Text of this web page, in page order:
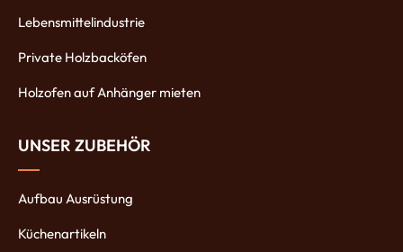
Lebensmittelindustrie
Private Holzbacköfen
Holzofen auf Anhänger mieten
UNSER ZUBEHÖR
Aufbau Ausrüstung
Küchenartikeln